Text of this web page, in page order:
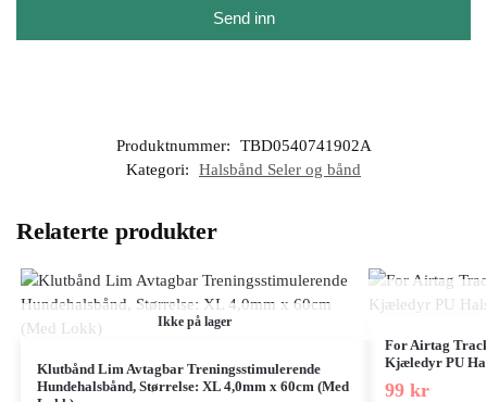
Send inn
Produktnummer:
TBD0540741902A
Kategori:
Halsbånd Seler og bånd
Relaterte produkter
Ikke på lager
Klutbånd Lim Avtagbar Treningsstimulerende
Hundehalsbånd, Størrelse: XL 4,0mm x 60cm (Med
For Airtag
Kjæledyr PU
99 kr